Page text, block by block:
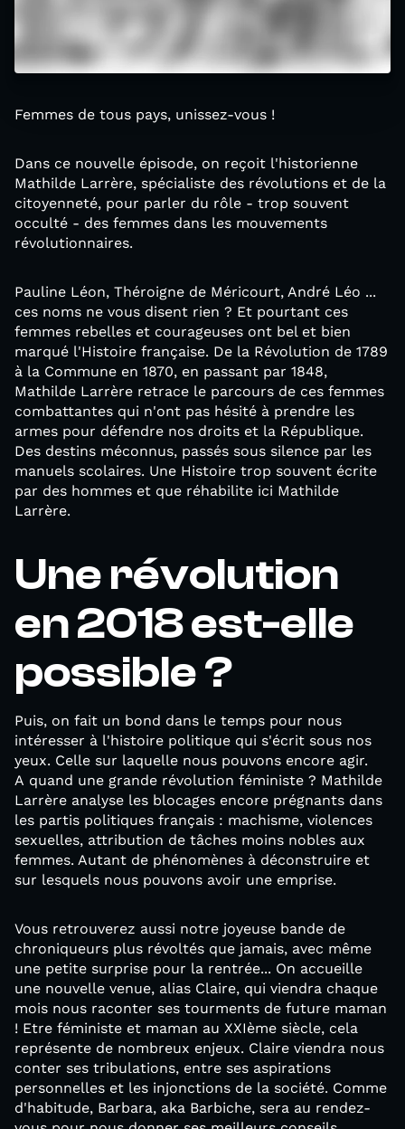
Femmes de tous pays, unissez-vous !
Dans ce nouvelle épisode, on reçoit l'historienne
Mathilde Larrère, spécialiste des révolutions et de la
citoyenneté, pour parler du rôle - trop souvent
occulté - des femmes dans les mouvements
révolutionnaires.
Pauline Léon, Théroigne de Méricourt, André Léo ...
ces noms ne vous disent rien ? Et pourtant ces
femmes rebelles et courageuses ont bel et bien
marqué l'Histoire française. De la Révolution de 1789
à la Commune en 1870, en passant par 1848,
Mathilde Larrère retrace le parcours de ces femmes
combattantes qui n'ont pas hésité à prendre les
armes pour défendre nos droits et la République.
Des destins méconnus, passés sous silence par les
manuels scolaires. Une Histoire trop souvent écrite
par des hommes et que réhabilite ici Mathilde
Larrère.
Une révolution
en 2018 est-elle
possible ?
Puis, on fait un bond dans le temps pour nous
intéresser à l'histoire politique qui s'écrit sous nos
yeux. Celle sur laquelle nous pouvons encore agir.
A quand une grande révolution féministe ? Mathilde
Larrère analyse les blocages encore prégnants dans
les partis politiques français : machisme, violences
sexuelles, attribution de tâches moins nobles aux
femmes. Autant de phénomènes à déconstruire et
sur lesquels nous pouvons avoir une emprise.
Vous retrouverez aussi notre joyeuse bande de
chroniqueurs plus révoltés que jamais, avec même
une petite surprise pour la rentrée... On accueille
une nouvelle venue, alias Claire, qui viendra chaque
mois nous raconter ses tourments de future maman
! Etre féministe et maman au XXIème siècle, cela
représente de nombreux enjeux. Claire viendra nous
conter ses tribulations, entre ses aspirations
personnelles et les injonctions de la société. Comme
d'habitude, Barbara, aka Barbiche, sera au rendez-